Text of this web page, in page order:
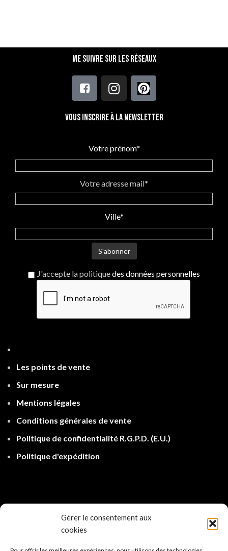
Gérer le consentement aux
cookies
sport et intemporelle.Cette
veste en laine pour femme
des matières nobles et
naturelles. "Adèle" est une
veste coupe-vent originale et
adeptes d'une mode
artisanat imaginé et fabriqué à
enthousiaste et bouillonnante
d'idées. 100% créations
originales #madeinbzh avec ❤.
Me suivre sur les réseaux
Vous inscrire à la newsletter
Votre prénom*
Votre adresse mail*
Ville*
J'accepte la politiquedes données personnelles
Les points de vente
Sur mesure
Mentions légales
Conditions générales de vente
Politique de confidentialité R.G.P.D. (E.U.)
Politique d'expédition